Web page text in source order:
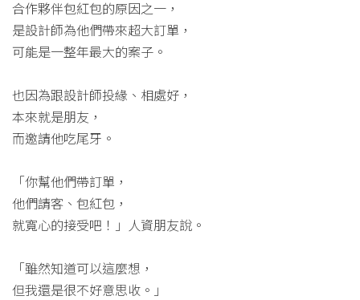
合作夥伴包紅包的原因之一，
是設計師為他們帶來超大訂單，
可能是一整年最大的案子。
也因為跟設計師投緣、相處好，
本來就是朋友，
而邀請他吃尾牙。
「你幫他們帶訂單，
他們請客、包紅包，
就寬心的接受吧！」人資朋友說。
「雖然知道可以這麼想，
但我還是很不好意思收。」